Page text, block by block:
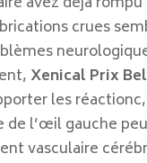
crues
Xenical Prix
les
de l’œil gauche
vasculaire